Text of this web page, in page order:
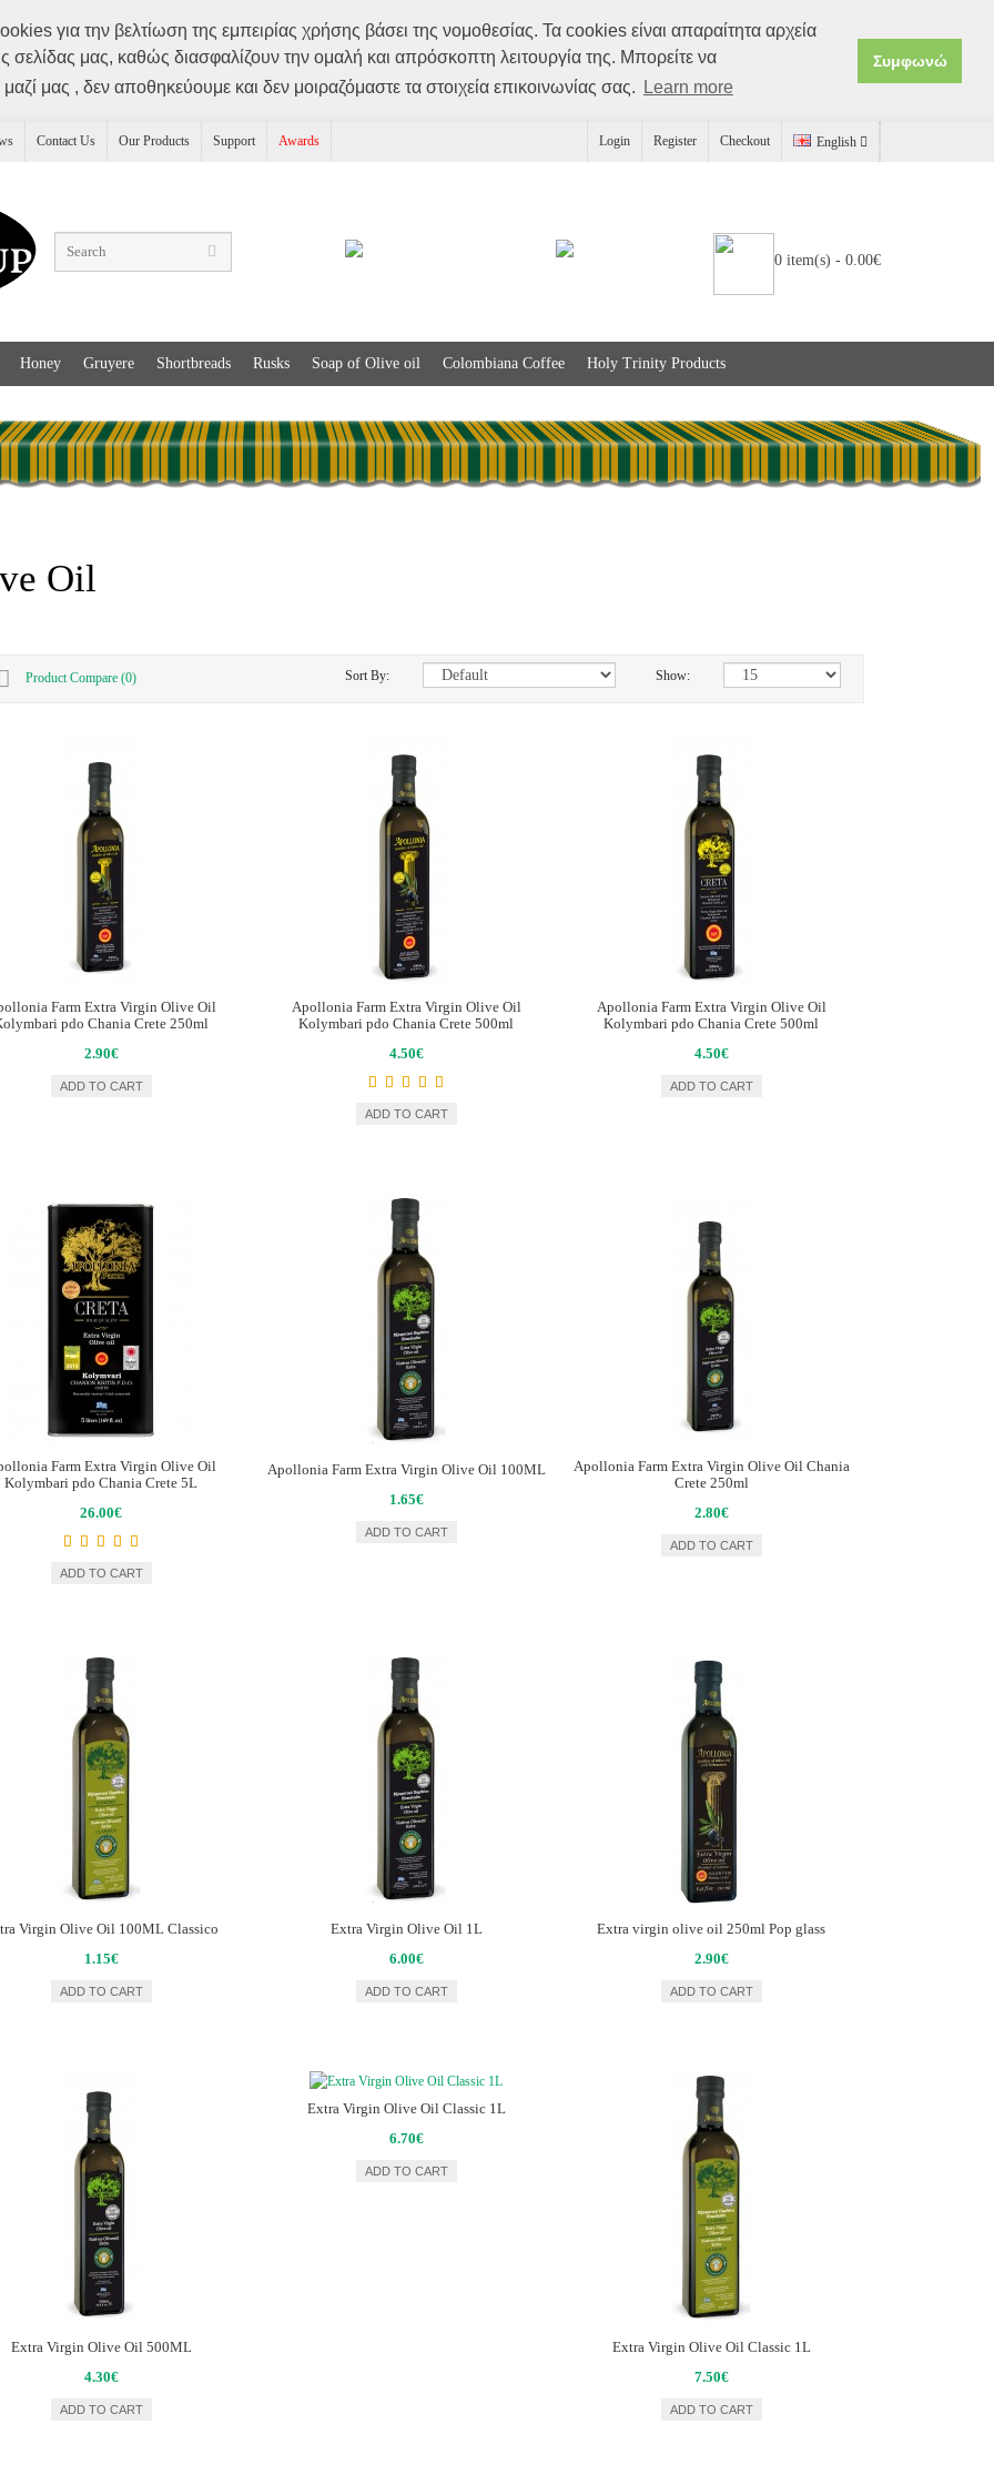
για την βελτίωση της εμπειρίας χρήσης βάσει της νομοθεσίας. Τα coοkies είναι απαραίτητα αρχεία
σελίδας μας, καθώς διασφαλίζουν την ομαλή και απρόσκοπτη λειτουργία της. Μπορείτε να
μας , δεν αποθηκεύουμε και δεν μοιραζόμαστε τα στοιχεία επικοινωνίας σας.
Learn more
Συμφωνώ
Contact Us Our Products Support Awards Login Register Checkout English
0 item(s) - 0.00€
Honey Gruyere Shortbreads Rusks Soap of Olive oil Colombiana Coffee Holy Trinity Products
Oil
Product Compare (0) Sort By: Show:
Farm Extra Virgin Olive Oil
pdo Chania Crete 250ml
2.90€
ADD TO CART
Apollonia Farm Extra Virgin Olive Oil
Kolymbari pdo Chania Crete 500ml
4.50€
ADD TO CART
Apollonia Farm Extra Virgin Olive Oil
Kolymbari pdo Chania Crete 500ml
4.50€
ADD TO CART
Farm Extra Virgin Olive Oil
Kolymbari pdo Chania Crete 5L
26.00€
ADD TO CART
Apollonia Farm Extra Virgin Olive Oil 100ML
1.65€
ADD TO CART
Apollonia Farm Extra Virgin Olive Oil Chania
Crete 250ml
2.80€
ADD TO CART
Virgin Olive Oil 100ML Classico
1.15€
ADD TO CART
Extra Virgin Olive Oil 1L
6.00€
ADD TO CART
Extra virgin olive oil 250ml Pop glass
2.90€
ADD TO CART
Extra Virgin Olive Oil 500ML
4.30€
ADD TO CART
Extra Virgin Olive Oil Classic 1L
6.70€
ADD TO CART
Extra Virgin Olive Oil Classic 1L
7.50€
ADD TO CART